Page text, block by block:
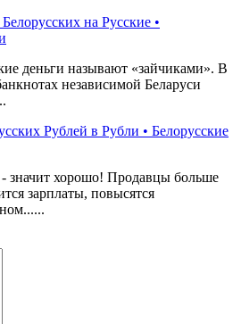
на Русские •
деньги называют «зайчиками». В
независимой Беларуси
Рублей в Рубли • Белорусские
значит хорошо! Продавцы больше
зарплаты, повысятся